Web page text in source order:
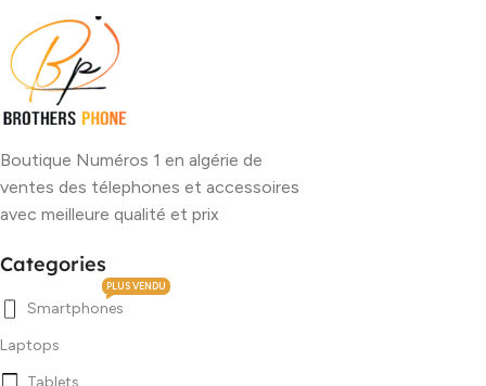
Boutique Numéros 1 en algérie de
ventes des télephones et accessoires
avec meilleure qualité et prix
Categories
Smartphones
PLUS VENDU
Laptops
Tablets